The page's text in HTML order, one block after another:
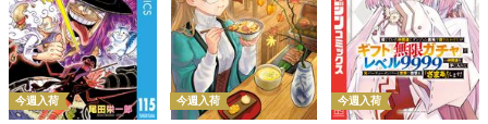
今週入荷 今週入荷 今週入荷